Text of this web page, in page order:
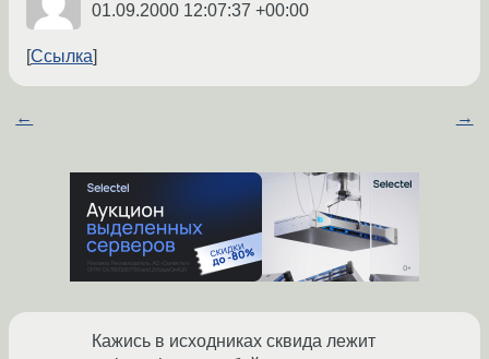
01.09.2000 12:07:37 +00:00
Ссылка
← →
Кажись в исходниках сквида лежит